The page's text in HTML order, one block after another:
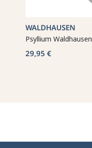
WALDHAUSEN
Psyllium Waldhausen
29,95 €